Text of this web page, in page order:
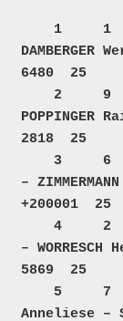
6480  25
2818  25
–
+200001  25
–
5869  25
Anneliese –